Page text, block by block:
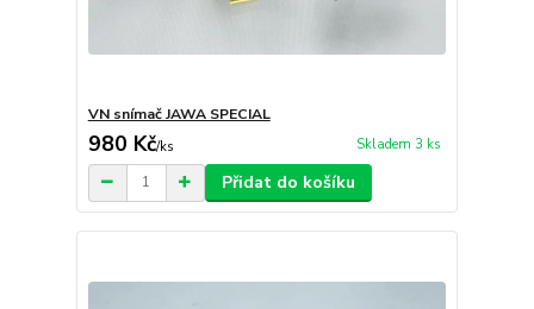
VN snímač JAWA SPECIAL
980 Kč/ks Skladem 3 ks
Přidat do košíku